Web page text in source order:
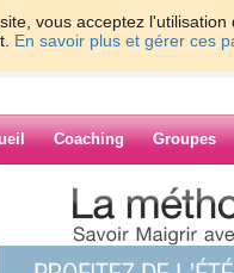
vous acceptez
En savoir plus et gérer ces
Coaching Groupes
>
de